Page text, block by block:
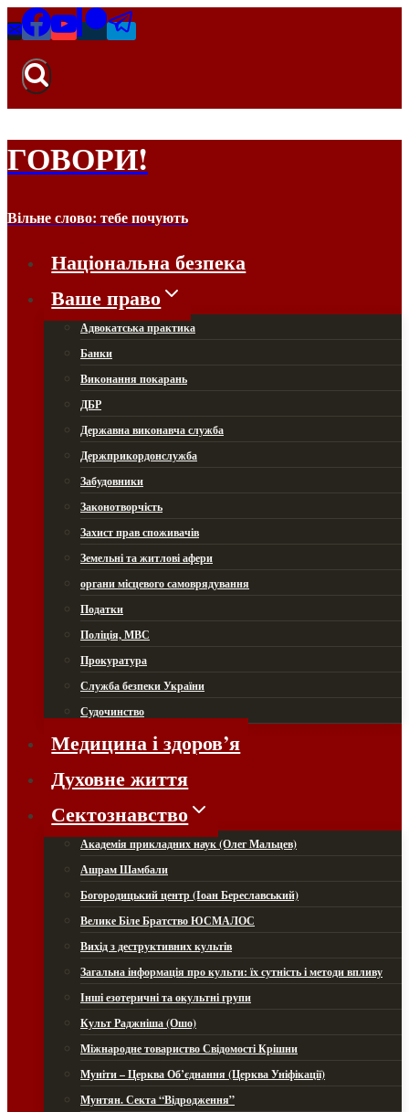
Перейти
до
вмісту
ГОВОРИ!
Вільне слово: тебе почують
Національна безпека
Ваше право
Адвокатська практика
Банки
Виконання покарань
ДБР
Державна виконавча служба
Держприкордонслужба
Забудовники
Законотворчість
Захист прав споживачів
Земельні та житлові афери
органи місцевого самоврядування
Податки
Поліція, МВС
Прокуратура
Служба безпеки України
Судочинство
Медицина і здоров’я
Духовне життя
Сектознавство
Академія прикладних наук (Олег Мальцев)
Ашрам Шамбали
Богородицький центр (Іоан Береславський)
Велике Біле Братство ЮСМАЛОС
Вихід з деструктивних культів
Загальна інформація про культи: їх сутність і методи впливу
Інші езотеричні та окультні групи
Культ Раджніша (Ошо)
Міжнародне товариство Свідомості Крішни
Муніти – Церква Об’єднання (Церква Уніфікації)
Мунтян. Секта “Відродження”